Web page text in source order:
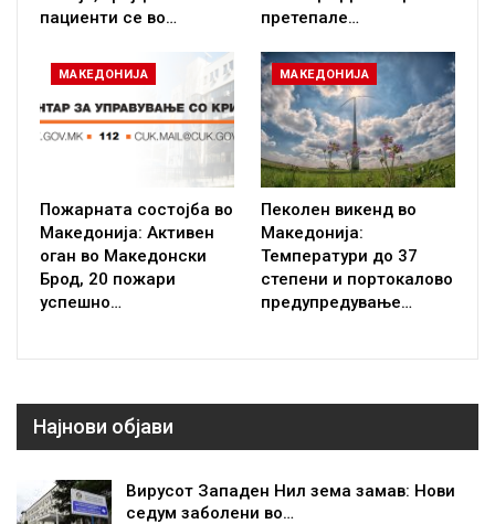
пациенти се во…
претепале…
МАКЕДОНИЈА
Пожарната состојба во
Македонија: Активен
оган во Македонски
Брод, 20 пожари
успешно…
МАКЕДОНИЈА
Пеколен викенд во
Македонија:
Температури до 37
степени и портокалово
предупредување…
Најнови објави
Вирусот Западен Нил зема замав: Нови
седум заболени во…